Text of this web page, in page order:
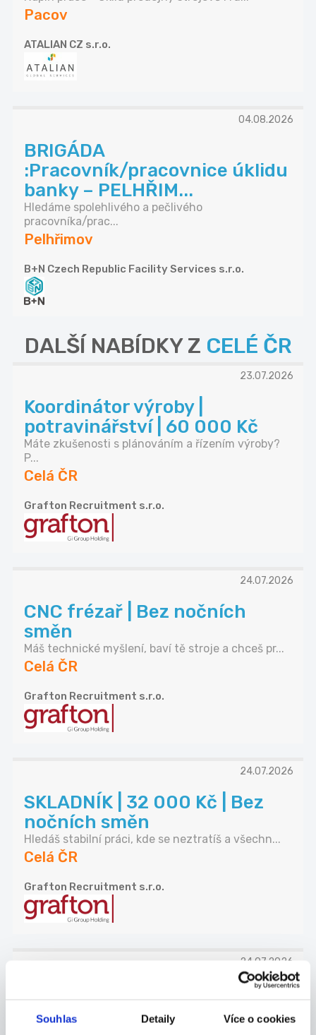
Souhlas Detaily Více o cookies
Pacov
ATALIAN CZ s.r.o.
04.08.2026
BRIGÁDA
:Pracovník/pracovnice úklidu
banky – PELHŘIM...
Hledáme spolehlivého a pečlivého
pracovníka/prac...
Pelhřimov
B+N Czech Republic Facility Services s.r.o.
DALŠÍ NABÍDKY Z CELÉ ČR
23.07.2026
Koordinátor výroby |
potravinářství | 60 000 Kč
Máte zkušenosti s plánováním a řízením výroby?
P...
Celá ČR
Grafton Recruitment s.r.o.
24.07.2026
CNC frézař | Bez nočních
směn
Máš technické myšlení, baví tě stroje a chceš pr...
Celá ČR
Grafton Recruitment s.r.o.
24.07.2026
SKLADNÍK | 32 000 Kč | Bez
nočních směn
Hledáš stabilní práci, kde se neztratíš a všechn...
Celá ČR
Grafton Recruitment s.r.o.
24.07.2026
Manažer obchodního týmu
Allianz | Náborový příspěvek